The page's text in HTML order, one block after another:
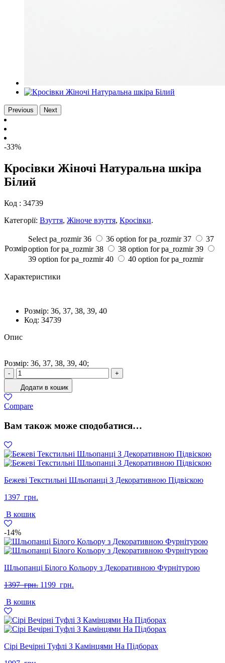
Previous Next
-33%
Кросівки Жіночі Натуральна шкіра
Білий
Код : 34739
Категорії: Взуття, Жіноче взуття, Кросівки.
Розмiр
Select pa_rozmir 36 36 option for pa_rozmir 37
37
option for pa_rozmir 38 38 option for pa_rozmir 39
39 option for pa_rozmir 40 40 option for pa_rozmir
Характеристики
Розмiр: 36, 37, 38, 39, 40
Код: 34739
Опис
Розмiр: 36, 37, 38, 39, 40;
Кросівки
Жіночі
Натуральна
шкіра
Білий
-
+
Додати в кошик
Compare
Вам також може сподобатися…
Бежеві Текстильні Шльопанці З Декоративною Підвіскою
1397 грн.
В кошик
-14%
Шльопанці Білого Кольору з Декоративною Фурнітурою
1397 грн. Оригінальна
1199 грн.
В кошик
Сірі Вечірні Туфлі З Камінцями На Підборах